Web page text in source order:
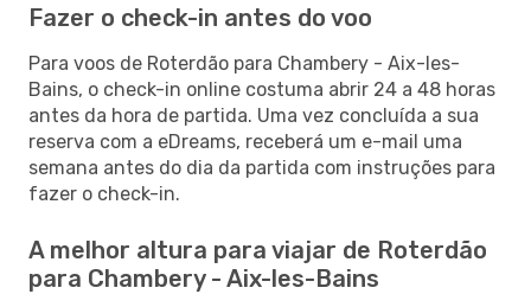
Fazer o check-in antes do voo
Para voos de Roterdão para Chambery - Aix-les-
Bains, o check-in online costuma abrir 24 a 48 horas
antes da hora de partida. Uma vez concluída a sua
reserva com a eDreams, receberá um e-mail uma
semana antes do dia da partida com instruções para
fazer o check-in.
A melhor altura para viajar de Roterdão
para Chambery - Aix-les-Bains